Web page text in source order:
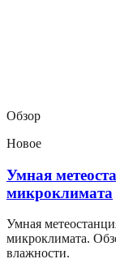
Обзор
Новое
Умная
микроклимата
Умная
микроклимата.
влажности.